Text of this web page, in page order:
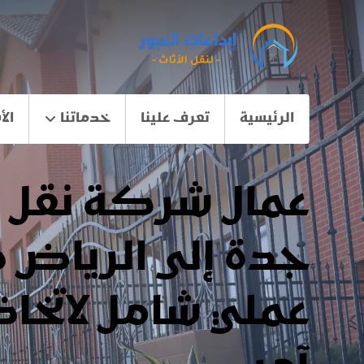
الرئيسية تعرف علينا خدماتنا
عمال شركة
جدة إلى الرياض
عملي شامل